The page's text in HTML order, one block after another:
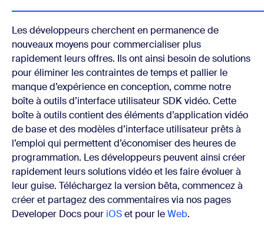
Les développeurs cherchent en permanence de
nouveaux moyens pour commercialiser plus
rapidement leurs offres. Ils ont ainsi besoin de solutions
pour éliminer les contraintes de temps et pallier le
manque d’expérience en conception, comme notre
boîte à outils d’interface utilisateur SDK vidéo. Cette
boîte à outils contient des éléments d’application vidéo
de base et des modèles d’interface utilisateur prêts à
l’emploi qui permettent d’économiser des heures de
programmation. Les développeurs peuvent ainsi créer
rapidement leurs solutions vidéo et les faire évoluer à
leur guise. Téléchargez la version bêta, commencez à
créer et partagez des commentaires via nos pages
Developer Docs pour iOSet pour leWeb.